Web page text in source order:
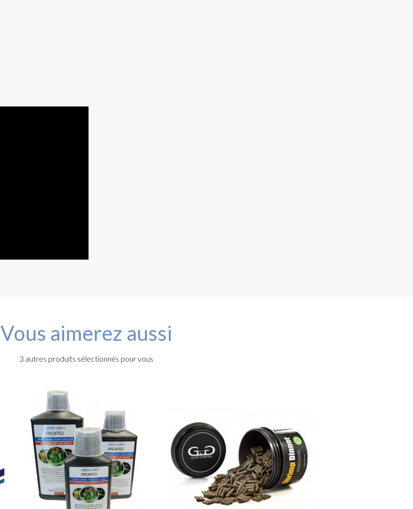
Vous aimerez aussi
3 autres produits sélectionnés pour vous